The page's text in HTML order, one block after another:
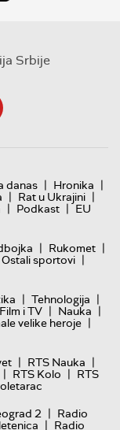
Srbije
danas | Hronika |
| Rat u Ukrajini |
| Podkast | EU
| Rukomet |
Ostali sportovi |
| Tehnologija |
Film i TV | Nauka |
velike heroje |
| RTS Nauka |
| RTS Kolo | RTS
2 | Radio
| Radio